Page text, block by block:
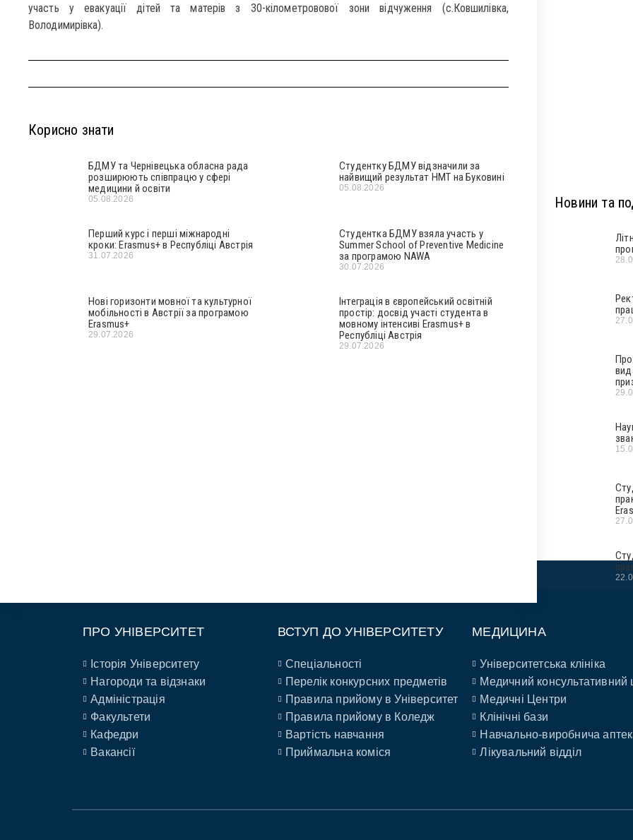
участь у евакуації дітей та матерів з 30-кілометровової зони відчуження (с.Ковшилівка,
Володимирівка).
Корисно знати
БДМУ та Чернівецька обласна рада
розширюють співпрацю у сфері
медицини й освіти
05.08.2026
Студентку БДМУ відзначили за
найвищий результат НМТ на Буковині
05.08.2026
Перший курс і перші міжнародні
кроки: Erasmus+ в Республіці Австрія
31.07.2026
Студентка БДМУ взяла участь у
Summer School of Preventive Medicine
за програмою NAWA
30.07.2026
Нові горизонти мовної та культурної
мобільності в Австрії за програмою
Erasmus+
29.07.2026
Інтеграція в європейський освітній
простір: досвід участі студента в
мовному інтенсиві Erasmus+ в
Республіці Австрія
29.07.2026
Новини та
ПРО УНІВЕРСИТЕТ
Історія Університету
Нагороди та відзнаки
Адміністрація
Факультети
Кафедри
Вакансії
ВСТУП ДО УНІВЕРСИТЕТУ
Спеціальності
Перелік конкурсних предметів
Правила прийому в Університет
Правила прийому в Коледж
Вартість навчання
Приймальна коміся
МЕДИЦИНА
Університетська клініка
Медичний консультативний
Медичні Центри
Клінічні бази
Навчально-виробнича
Лікувальний відділ